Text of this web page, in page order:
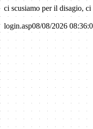
ci scusiamo per il disagio,
login.asp08/08/2026